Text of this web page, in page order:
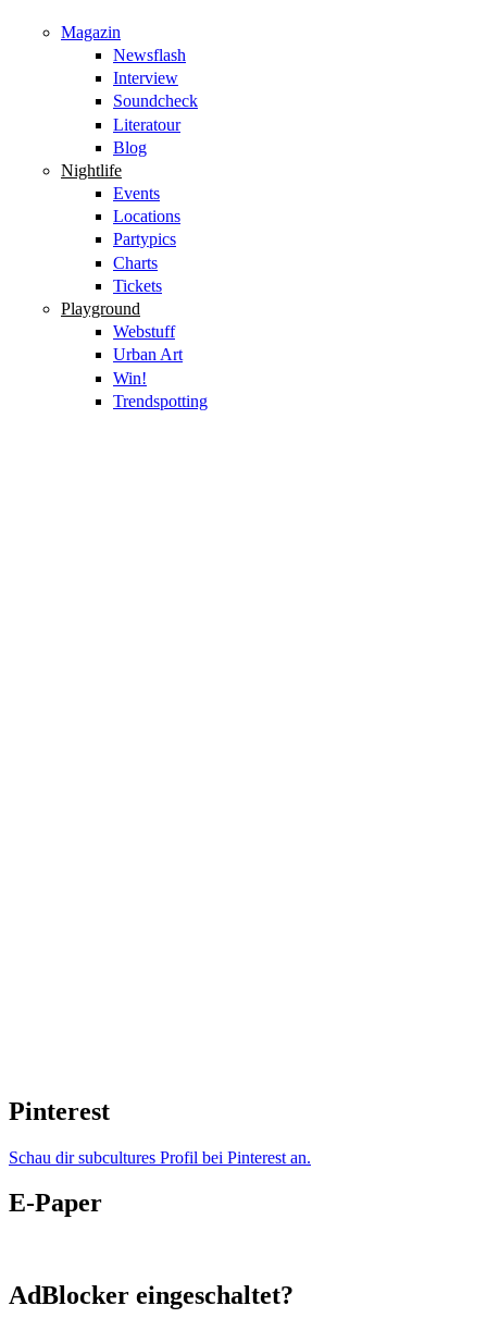
Magazin
Newsflash
Interview
Soundcheck
Literatour
Blog
Nightlife
Events
Locations
Partypics
Charts
Tickets
Playground
Webstuff
Urban Art
Win!
Trendspotting
Pinterest
Schau dir subcultures Profil bei Pinterest an.
E-Paper
AdBlocker eingeschaltet?